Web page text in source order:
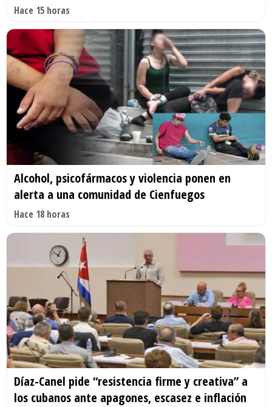
Hace 15 horas
Alcohol, psicofármacos y violencia ponen en
alerta a una comunidad de Cienfuegos
Hace 18 horas
Díaz-Canel pide “resistencia firme y creativa” a
los cubanos ante apagones, escasez e inflación